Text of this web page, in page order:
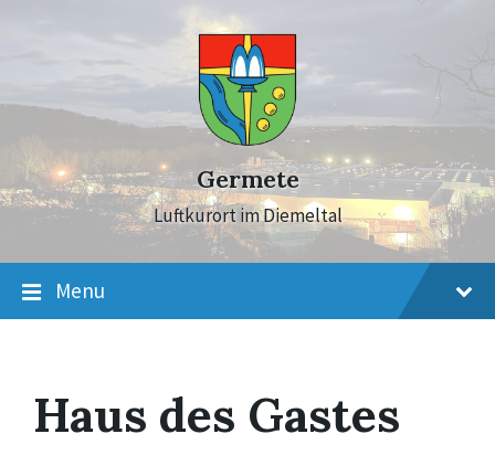
Germete
Luftkurort im Diemeltal
Menu
Haus des Gastes